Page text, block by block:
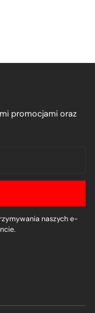
promocjami oraz
naszych e-